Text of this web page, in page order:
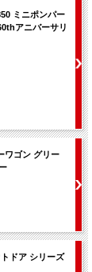
ミニポンパー
アニバーサリ
ワゴン グリー
ドア シリーズ